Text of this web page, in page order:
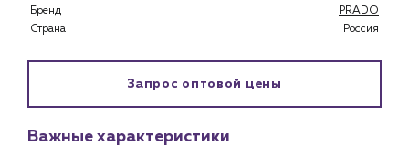
Каталог
Застройщикам
Бренд
PRADO
Страна
Россия
Запрос оптовой цены
Важные характеристики